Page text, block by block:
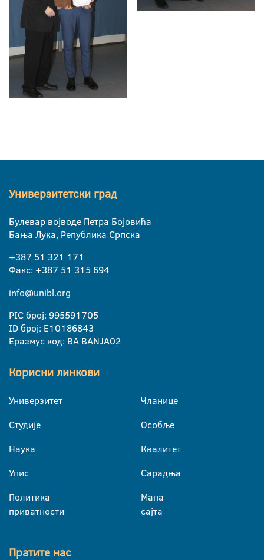
Универзитетски град
Булевар војводе Петра Бојовића
Бања Лука, Република Српска
+387 51 321 171
Факс: +387 51 315 694
info@unibl.org
PIC број: 995591705
ID број: E10186843
Еразмус код: BA BANJA02
Корисни линкови
Универзитет
Студије
Наука
Упис
Политика
приватности
Чланице
Особље
Квалитет
Сарадња
Мапа
сајта
Пратите нас